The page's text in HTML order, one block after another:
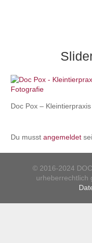
Doc Pox –
Du musst angemeldet
© 2016-2024